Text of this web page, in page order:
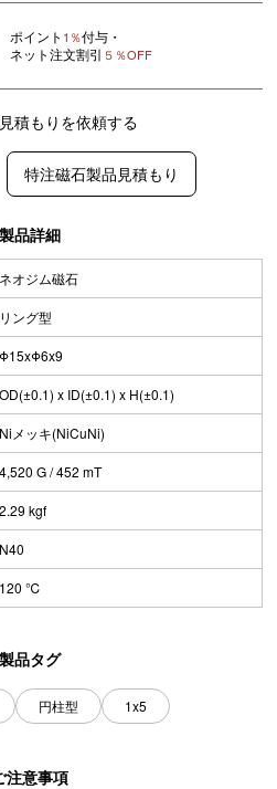
ポイント 1％付与・
ネット注文割引 ５％OFF
積もりを依頼する
特注磁石製品見積もり
製品詳細
ネオジム磁石
リング型
Φ15xΦ6x9
OD(±0.1) x ID(±0.1) x H(±0.1)
Niメッキ(NiCuNi)
4,520 G / 452 mT
2.29 kgf
N40
120 ℃
製品タグ
円柱型 1x5
注意事項